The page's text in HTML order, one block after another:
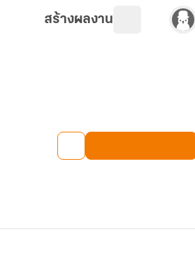
สร้างผลงาน